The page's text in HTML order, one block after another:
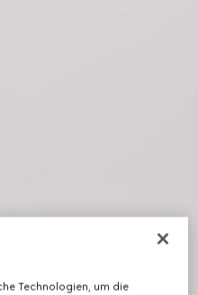
Technologien, um die